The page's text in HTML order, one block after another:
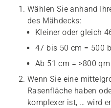
Wählen Sie anhand
des Mähdecks:
Kleiner oder gleich
47 bis 50 cm = 500
Ab 51 cm = >800 qm
Wenn Sie eine
Rasenfläche haben
komplexer ist, … wird